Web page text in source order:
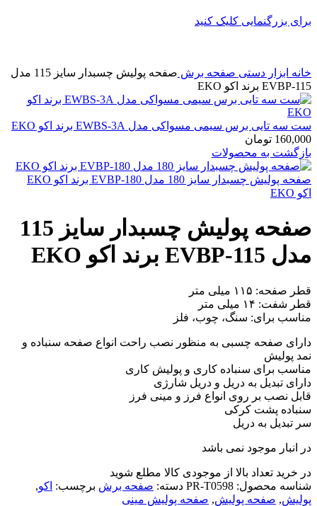
برای بزرگنمایی کلیک کنید
خانه ابزار دستی صفحه برش
صفحه پولیش چسبدار سایز 115 مدل
EVBP-115 برند اکو EKO
ست سه تایی برس سیمی مسواکی مدل EWBS-3A برند اکو EKO
160,000 تومان
بازگشت به محصولات
صفحه پولیش چسبدار سایز 180 مدل EVBP-180 برند اکو EKO
اکو EKO
صفحه پولیش چسبدار سایز 115
مدل EVBP-115 برند اکو EKO
قطر صفحه: ۱۱۵ میلی متر
قطر شفت: ۱۴ میلی متر
مناسب برای: سنگ، چوب، فلز
دارای صفحه چسبی به منظور نصب راحت انواع صفحه سنباده‌ و
نمد پولیش
مناسب برای سنباده‌ کاری و پولیش‌ کاری
دارای تبدیل به دریل و دریل شارژی
قابل نصب بر روی انواع فرز و مینی‌ فرز
سنباده پشت کرکی
سر تبدیل به دریل
در انبار موجود نمی باشد
در خرید تعداد بالا از موجودی کالا مطلع شوید
شناسه محصول: PR-T0598 دسته: صفحه برش برچسب: اکو,
پولیش, صفحه پولیش, صفحه پولیش مینی